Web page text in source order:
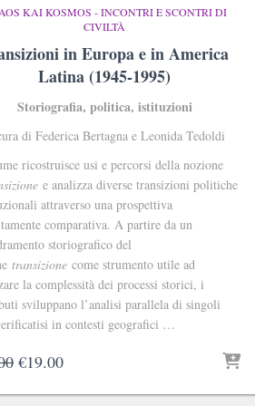
KAI KOSMOS - INCONTRI E SCONTRI DI
CIVILTÀ
in Europa e in America
Latina (1945-1995)
Storiografia, politica, istituzioni
di Federica Bertagna e Leonida Tedoldi
ricostruisce usi e percorsi della nozione
e analizza diverse transizioni politiche
attraverso una prospettiva
comparativa. A partire da un
storiografico del
transizione come strumento utile ad
la complessità dei processi storici, i
sviluppano l’analisi parallela di singoli
in contesti geografici …
Il
originale
€19.00Il
attuale